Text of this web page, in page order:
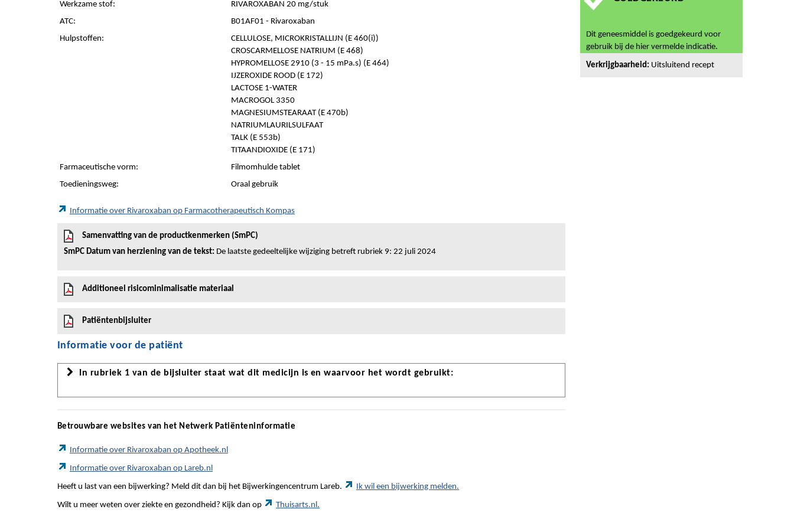
Werkzame stof:
RIVAROXABAN 20 mg/stuk
ATC:
B01AF01 - Rivaroxaban
Hulpstoffen:
CELLULOSE, MICROKRISTALLIJN (E 460(i))
CROSCARMELLOSE NATRIUM (E 468)
HYPROMELLOSE 2910 (3 - 15 mPa.s) (E 464)
IJZEROXIDE ROOD (E 172)
LACTOSE 1-WATER
MACROGOL 3350
MAGNESIUMSTEARAAT (E 470b)
NATRIUMLAURILSULFAAT
TALK (E 553b)
TITAANDIOXIDE (E 171)
Farmaceutische vorm:
Filmomhulde tablet
Toedieningsweg:
Oraal gebruik
Informatie over Rivaroxaban op Farmacotherapeutisch Kompas
Samenvatting van de productkenmerken (SmPC)
SmPC Datum van herziening van de tekst: De laatste gedeeltelijke wijziging betreft rubriek 9: 22 juli 2024
Additioneel risicominimalisatie materiaal
Patiëntenbijsluiter
Informatie voor de patiënt
In rubriek 1 van de bijsluiter staat wat dit medicijn is en waarvoor het wordt gebruikt:
Betrouwbare websites van het Netwerk Patiënteninformatie
Informatie over Rivaroxaban op Apotheek.nl
Informatie over Rivaroxaban op Lareb.nl
Heeft u last van een bijwerking? Meld dit dan bij het Bijwerkingencentrum Lareb. Ik wil een bijwerking melden.
Wilt u meer weten over ziekte en gezondheid? Kijk dan op Thuisarts.nl.
Dit geneesmiddel is goedgekeurd voor
gebruik bij de hier vermelde indicatie.
Verkrijgbaarheid: Uitsluitend recept